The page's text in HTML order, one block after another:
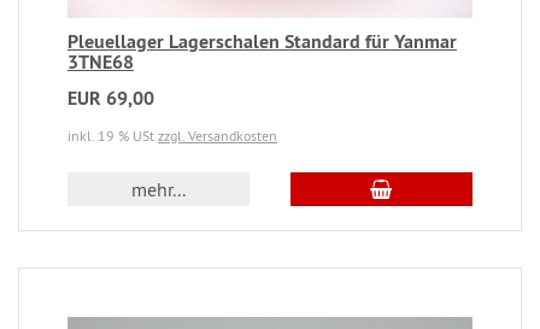
Pleuellager Lagerschalen Standard für Yanmar
3TNE68
EUR 69,00
inkl. 19 % USt zzgl. Versandkosten
mehr...